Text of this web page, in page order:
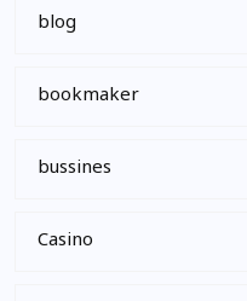
blog
bookmaker
bussines
Casino